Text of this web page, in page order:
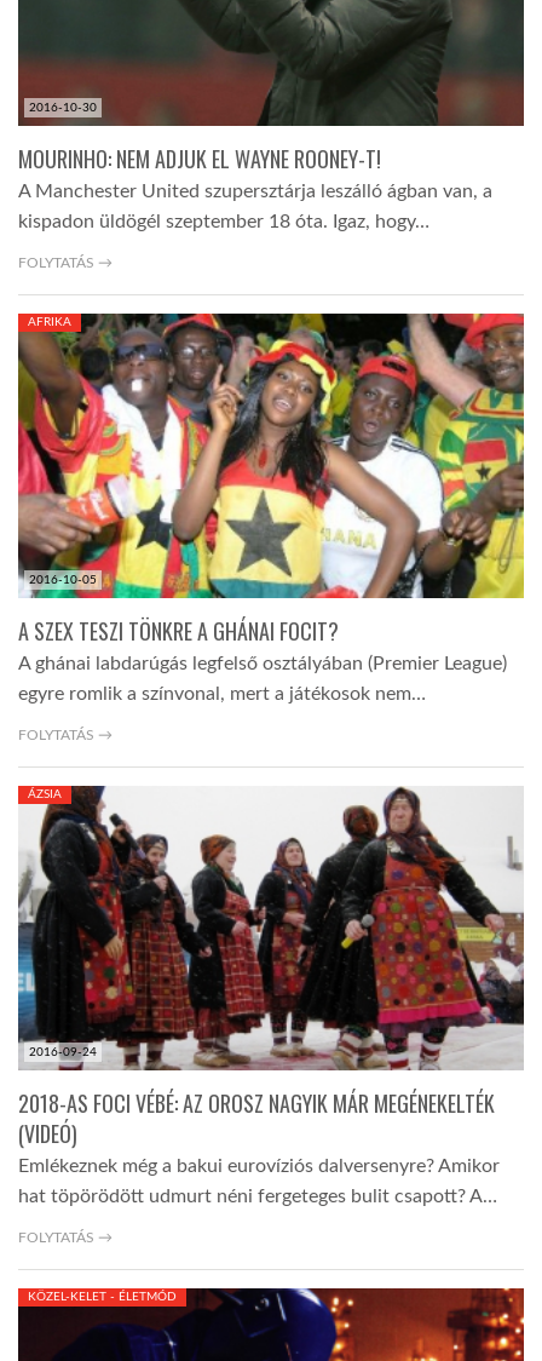
2016-10-30
MOURINHO: NEM ADJUK EL WAYNE ROONEY-T!
A Manchester United szupersztárja leszálló ágban van, a
kispadon üldögél szeptember 18 óta. Igaz, hogy…
FOLYTATÁS →
2016-10-05
AFRIKA
A SZEX TESZI TÖNKRE A GHÁNAI FOCIT?
A ghánai labdarúgás legfelső osztályában (Premier League)
egyre romlik a színvonal, mert a játékosok nem…
FOLYTATÁS →
2016-09-24
ÁZSIA
2018-AS FOCI VÉBÉ: AZ OROSZ NAGYIK MÁR MEGÉNEKELTÉK
(VIDEÓ)
Emlékeznek még a bakui eurovíziós dalversenyre? Amikor
hat töpörödött udmurt néni fergeteges bulit csapott? A…
FOLYTATÁS →
KÖZEL-KELET - ÉLETMÓD